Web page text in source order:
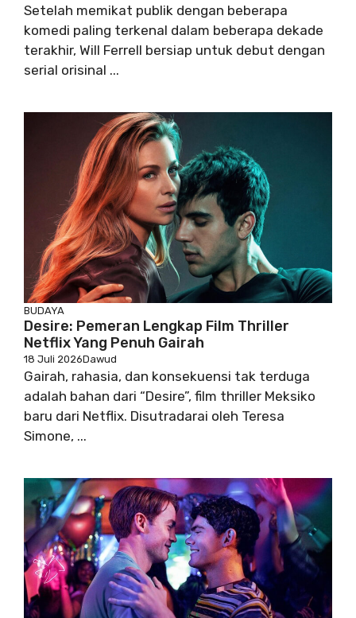
Setelah memikat publik dengan beberapa
komedi paling terkenal dalam beberapa dekade
terakhir, Will Ferrell bersiap untuk debut dengan
serial orisinal ...
BUDAYA
Desire: Pemeran Lengkap Film Thriller
Netflix Yang Penuh Gairah
18 Juli 2026Dawud
Gairah, rahasia, dan konsekuensi tak terduga
adalah bahan dari “Desire”, film thriller Meksiko
baru dari Netflix. Disutradarai oleh Teresa
Simone, ...